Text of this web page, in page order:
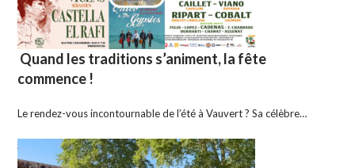
Quand les traditions s’animent, la fête
commence !
Le rendez-vous incontournable de l’été à Vauvert ? Sa célèbre…